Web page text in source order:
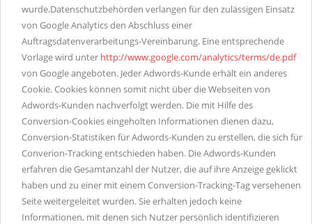
wurde.Datenschutzbehörden verlangen für den zulässigen Einsatz
von Google Analytics den Abschluss einer
Auftragsdatenverarbeitungs-Vereinbarung. Eine entsprechende
Vorlage wird unter http://www.google.com/analytics/terms/de.pdf
von Google angeboten. Jeder Adwords-Kunde erhält ein anderes
Cookie. Cookies können somit nicht über die Webseiten von
Adwords-Kunden nachverfolgt werden. Die mit Hilfe des
Conversion-Cookies eingeholten Informationen dienen dazu,
Conversion-Statistiken für Adwords-Kunden zu erstellen, die sich für
Converion-Tracking entschieden haben. Die Adwords-Kunden
erfahren die Gesamtanzahl der Nutzer, die auf ihre Anzeige geklickt
haben und zu einer mit einem Conversion-Tracking-Tag versehenen
Seite weitergeleitet wurden. Sie erhalten jedoch keine
Informationen, mit denen sich Nutzer persönlich identifizieren